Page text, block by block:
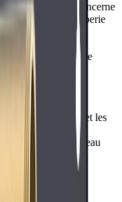
Si l’enjeu concerne
de plomberie
le coup d’être
potable, l’osmose
plus large qu’une
pour
le chlore, le goût et les
élevée de l’eau
capacité